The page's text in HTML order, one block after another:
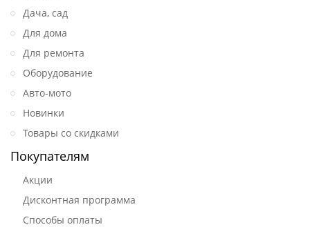
Дача, сад
Для дома
Для ремонта
Оборудование
Авто-мото
Новинки
Товары со скидками
Покупателям
Акции
Дисконтная программа
Способы оплаты